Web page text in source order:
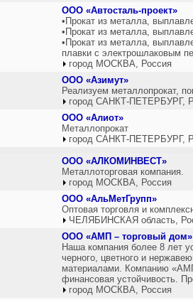
ООО «Автосталь-проект»
•Прокат из металла,
•Прокат из металла,
•Прокат из металла,
плавки с электрошлаковым
город МОСКВА, Россия
ООО «Азимут»
Реализуем металлопрокат,
город САНКТ-ПЕТЕРБУРГ,
ООО «Алиот»
Металлопрокат
город САНКТ-ПЕТЕРБУРГ,
ООО «АЛКОМИНВЕСТ»
Металлоторговая компания.
город МОСКВА, Россия
ООО «АльМетГрупп»
Оптовая торговля и
ЧЕЛЯБИНСКАЯ область,
ООО «АМП – торговый дом»
Наша компания более 8 лет
черного, цветного и
материалами. Компанию
финансовая устойчивость.
город МОСКВА, Россия